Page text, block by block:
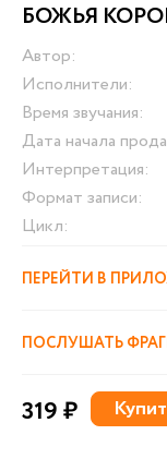
БОЖЬЯ
Автор:
Исполнители:
Время звучания:
Дата начала
Интерпретация:
Формат записи:
Цикл:
ПЕРЕЙТИ В
ПОСЛУШАТЬ
319 ₽